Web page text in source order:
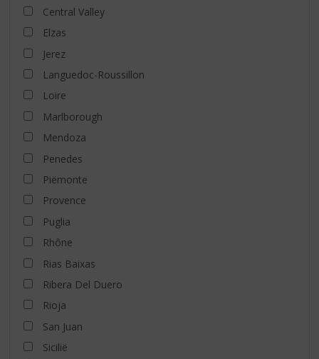
Central Valley
Elzas
Jerez
Languedoc-Roussillon
Loire
Marlborough
Mendoza
Penedes
Piëmonte
Provence
Puglia
Rhône
Rias Baixas
Ribera Del Duero
Rioja
San Juan
Sicilië